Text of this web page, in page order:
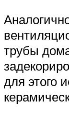
трубы
для этого